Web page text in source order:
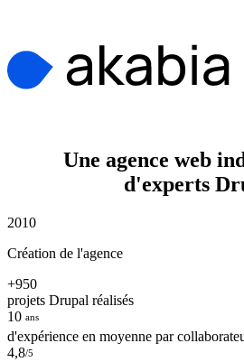
Une agence web
d'experts
2010
Création de l'agence
+950
projets Drupal réalisés
10 ans
d'expérience en moyenne par
4,8/5